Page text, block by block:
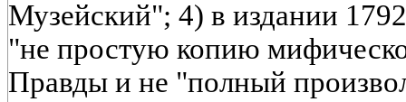
Музейский"; 4) в издании
"не простую копию
Правды и не "полный